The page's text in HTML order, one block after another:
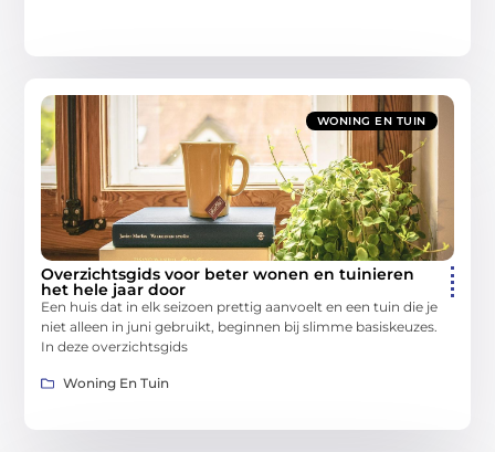
WONING EN TUIN
Overzichtsgids voor beter wonen en tuinieren
het hele jaar door
Een huis dat in elk seizoen prettig aanvoelt en een tuin die je
niet alleen in juni gebruikt, beginnen bij slimme basiskeuzes.
In deze overzichtsgids
Woning En Tuin